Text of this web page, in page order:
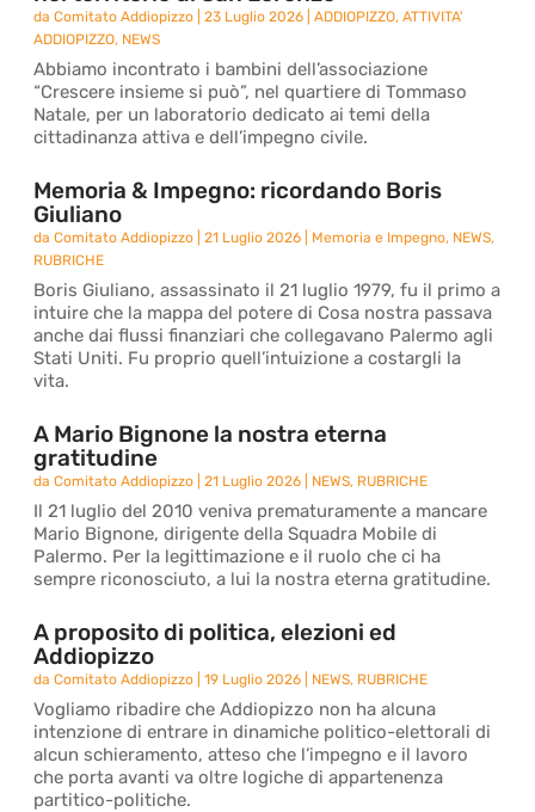
daComitato Addiopizzo |23 Luglio 2026 |ADDIOPIZZO,ATTIVITA'
ADDIOPIZZO, NEWS
Abbiamo incontrato i bambini dell’associazione
“Crescere insieme si può”, nel quartiere di Tommaso
Natale, per un laboratorio dedicato ai temi della
cittadinanza attiva e dell’impegno civile.
Memoria & Impegno: ricordando Boris
Giuliano
daComitato Addiopizzo |21 Luglio 2026 Memoria e Impegno, NEWS,
RUBRICHE
Boris Giuliano, assassinato il 21 luglio 1979, fu il primo a
intuire che la mappa del potere di Cosa nostra passava
anche dai flussi finanziari che collegavano Palermo agli
Stati Uniti. Fu proprio quell’intuizione a costargli la
vita.
A Mario Bignone la nostra eterna
gratitudine
daComitato Addiopizzo |21 Luglio 2026 NEWS, RUBRICHE
Il 21 luglio del 2010 veniva prematuramente a mancare
Mario Bignone, dirigente della Squadra Mobile di
Palermo. Per la legittimazione e il ruolo che ci ha
sempre riconosciuto, a lui la nostra eterna gratitudine.
A proposito di politica, elezioni ed
Addiopizzo
daComitato Addiopizzo |19 Luglio 2026 NEWS, RUBRICHE
Vogliamo ribadire che Addiopizzo non ha alcuna
intenzione di entrare in dinamiche politico-elettorali di
alcun schieramento, atteso che l’impegno e il lavoro
che porta avanti va oltre logiche di appartenenza
partitico-politiche.